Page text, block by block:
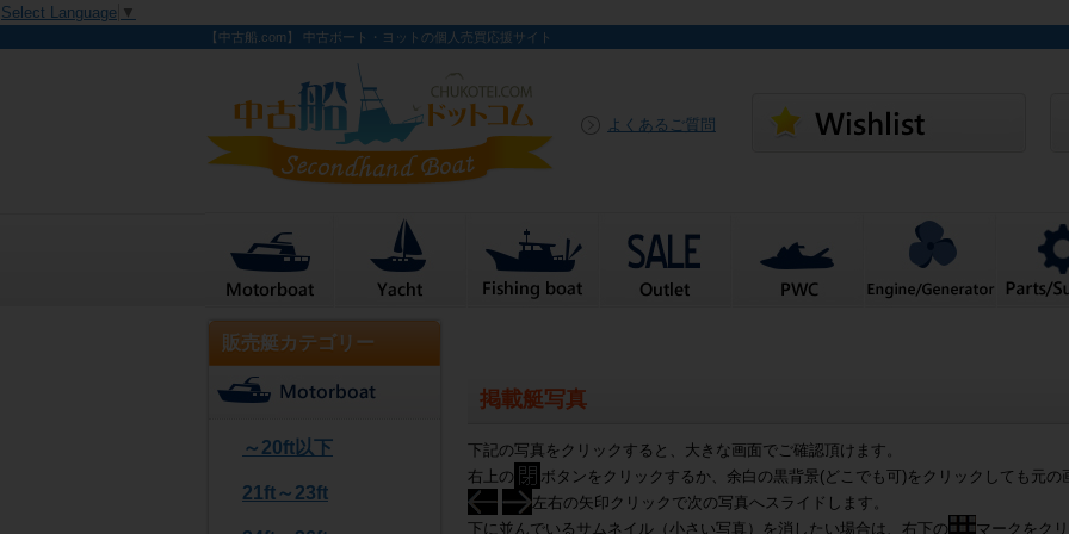
Select Language ▼
【中古船.com】 中古ボート・ヨットの個人売買応援サイト
よくあるご質問
販売艇カテゴリー
～20ft以下
21ft～23ft
掲載艇写真
下記の写真をクリックすると、大きな画面でご確認頂けます。
右上の
ボタンをクリックするか、余白の黒背景(どこでも可)をクリックしても元の
左右の矢印クリックで次の写真へスライドします。
下に並んでいるサムネイル（小さい写真）を消したい場合は、右下の
マークをク